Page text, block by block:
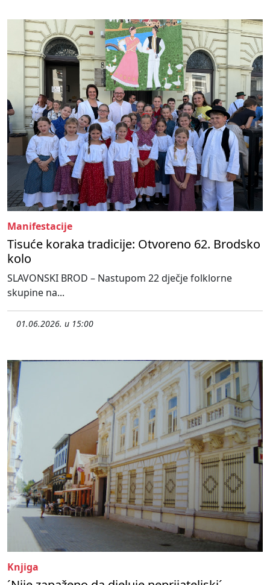
Manifestacije
Tisuće koraka tradicije: Otvoreno 62. Brodsko
kolo
SLAVONSKI BROD – Nastupom 22 dječje folklorne
skupine na...
01.06.2026. u 15:00
Knjiga